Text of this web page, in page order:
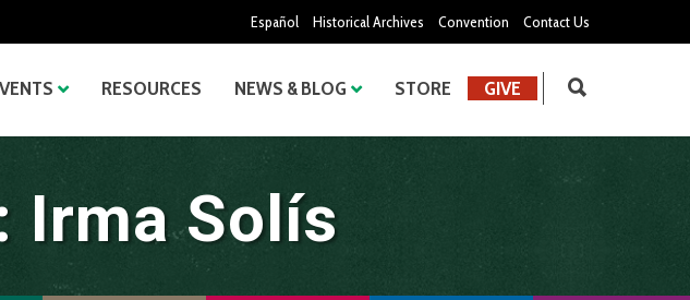
Español Historical Archives Convention Contact Us
RESOURCES NEWS & BLOG STORE GIVE
Irma Solís